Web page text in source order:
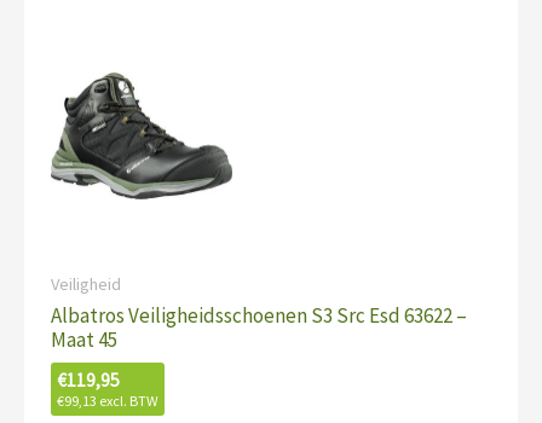
Veiligheid
Albatros Veiligheidsschoenen S3 Src Esd 63622 –
Maat 45
€119,95
€99,13 excl. BTW